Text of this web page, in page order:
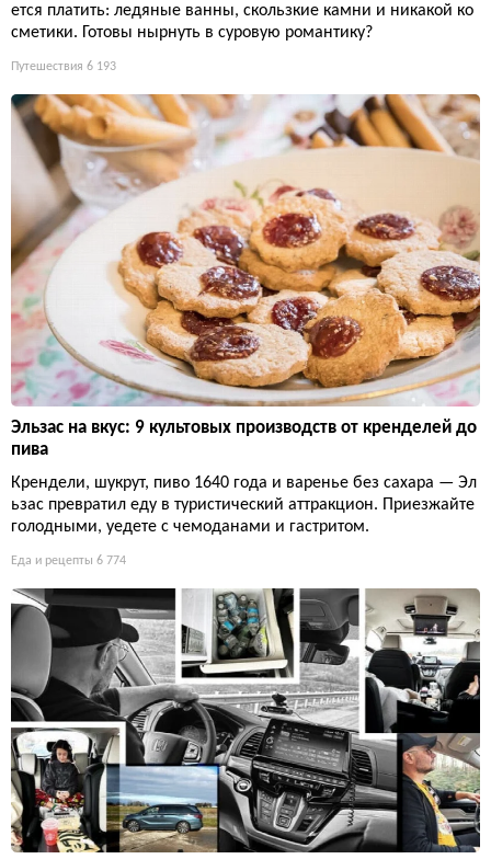
ется платить: ледяные ванны, скользкие камни и никакой ко
сметики. Готовы нырнуть в суровую романтику?
Путешествия 6 193
Эльзас на вкус: 9 культовых производств от кренделей до
пива
Крендели, шукрут, пиво 1640 года и варенье без сахара — Эл
ьзас превратил еду в туристический аттракцион. Приезжайте
голодными, уедете с чемоданами и гастритом.
Еда и рецепты 6 774